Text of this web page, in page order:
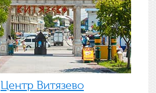
Центр Витязево